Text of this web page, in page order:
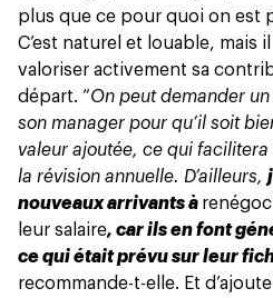
plus que ce pour quoi on est
C’est naturel et louable, mais
valoriser activement sa
départ. “On peut demander
son manager pour qu’il soit
valeur ajoutée, ce qui
la révision annuelle. D’ailleurs,
nouveaux arrivants à
leur salaire, car ils en font
ce qui était prévu sur leur
recommande-t-elle. Et